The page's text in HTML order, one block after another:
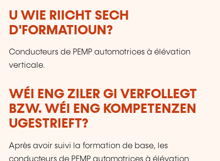
U WIE RIICHT SECH
D'FORMATIOUN?
Conducteurs de PEMP automotrices à élévation
verticale.
WÉI ENG ZILER GI VERFOLLEGT
BZW. WÉI ENG KOMPETENZEN
UGESTRIEFT?
Après avoir suivi la formation de base, les
conducteurs de PEMP automotrices à élévation